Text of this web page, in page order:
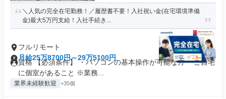
＼人気の完全在宅勤務！／履歴書不要！入社祝い金(在宅環境準備
金)最大5万円支給！入社手続き...
フルリモート
月給25万8700円～29万5100円
資格 【必須条件】 ・パソコンの基本操作が可能な方 ・ご自宅
に個室があること ※業務...
業界未経験歓迎 +35個